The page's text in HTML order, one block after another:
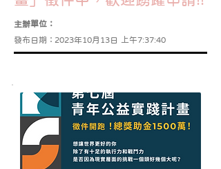
主辦單位：
發布日期： 2023年10月13日 上午7:37:40